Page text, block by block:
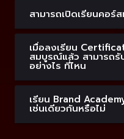
สามารถเปิดเรียนคอร์
เมื่อลงเรียน
สมบูรณ์แล้ว สามารถรับใบ Certificate ได้
อย่างไร ที่ไหน
เรียน Brand
เช่นเดียวกันหรือไม่